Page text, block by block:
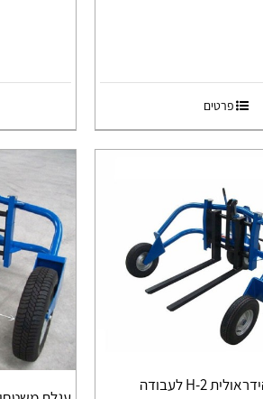
פרטים
עגלת משטחים הידראולית H-2 לעבודה